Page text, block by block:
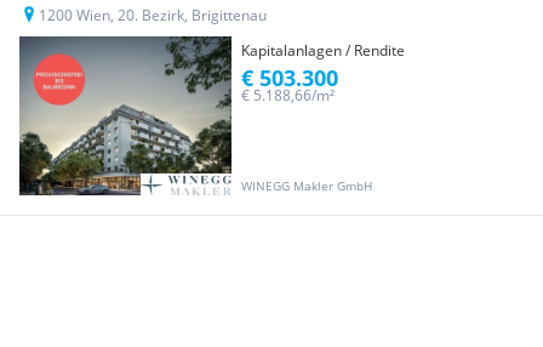
1200 Wien, 20. Bezirk, Brigittenau
Kapitalanlagen / Rendite
WINEGG Makler GmbH
€ 5.188,66/m²
€ 503.300